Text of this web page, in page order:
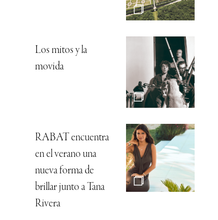
Los mitos y la
movida
RABAT encuentra
en el verano una
nueva forma de
brillar junto a Tana
Rivera